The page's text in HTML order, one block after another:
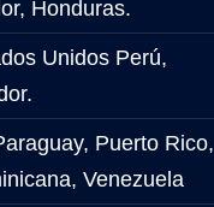
Honduras.
Unidos Perú,
Puerto Rico,
Venezuela